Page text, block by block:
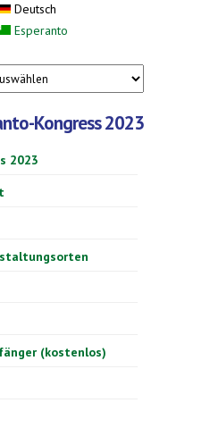
Deutsch
Esperanto
Kongress 2023
2023
(kostenlos)